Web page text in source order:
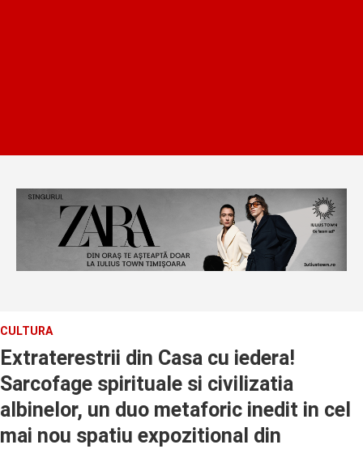
CULTURA
Extraterestrii din Casa cu iedera!
Sarcofage spirituale si civilizatia
albinelor, un duo metaforic inedit in cel
mai nou spatiu expozitional din